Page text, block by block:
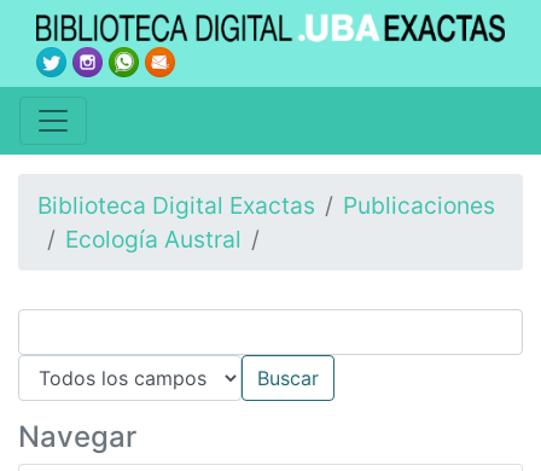
Biblioteca Digital Exactas
Publicaciones
Ecología Austral
Navegar